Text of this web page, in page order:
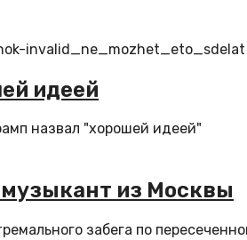
invalid_ne_mozhet_eto_sdelat
идеей
назвал "хорошей идеей"
музыкант из Москвы
забега по